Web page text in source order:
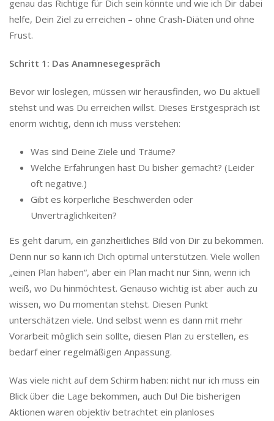
genau das Richtige für Dich sein könnte und wie ich Dir dabei
helfe, Dein Ziel zu erreichen – ohne Crash-Diäten und ohne
Frust.
Schritt 1: Das Anamnesegespräch
Bevor wir loslegen, müssen wir herausfinden, wo Du aktuell
stehst und was Du erreichen willst. Dieses Erstgespräch ist
enorm wichtig, denn ich muss verstehen:
Was sind Deine Ziele und Träume?
Welche Erfahrungen hast Du bisher gemacht? (Leider
oft negative.)
Gibt es körperliche Beschwerden oder
Unverträglichkeiten?
Es geht darum, ein ganzheitliches Bild von Dir zu bekommen.
Denn nur so kann ich Dich optimal unterstützen. Viele wollen
„einen Plan haben“, aber ein Plan macht nur Sinn, wenn ich
weiß, wo Du hinmöchtest. Genauso wichtig ist aber auch zu
wissen, wo Du momentan stehst. Diesen Punkt
unterschätzen viele. Und selbst wenn es dann mit mehr
Vorarbeit möglich sein sollte, diesen Plan zu erstellen, es
bedarf einer regelmäßigen Anpassung.
Was viele nicht auf dem Schirm haben: nicht nur ich muss ein
Blick über die Lage bekommen, auch Du! Die bisherigen
Aktionen waren objektiv betrachtet ein planloses